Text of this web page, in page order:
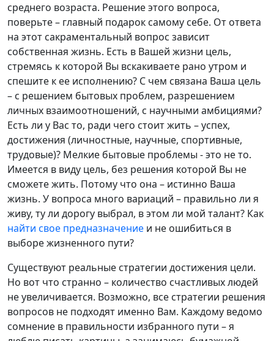
среднего возраста. Решение этого вопроса,
поверьте – главный подарок самому себе. От ответа
на этот сакраментальный вопрос зависит
собственная жизнь. Есть в Вашей жизни цель,
стремясь к которой Вы вскакиваете рано утром и
спешите к ее исполнению? С чем связана Ваша цель
– с решением бытовых проблем, разрешением
личных взаимоотношений, с научными амбициями?
Есть ли у Вас то, ради чего стоит жить – успех,
достижения (личностные, научные, спортивные,
трудовые)? Мелкие бытовые проблемы - это не то.
Имеется в виду цель, без решения которой Вы не
сможете жить. Потому что она – истинно Ваша
жизнь. У вопроса много вариаций – правильно ли я
живу, ту ли дорогу выбрал, в этом ли мой талант? Как
найти свое предназначение и не ошибиться в
выборе жизненного пути?
Существуют реальные стратегии достижения цели.
Но вот что странно – количество счастливых людей
не увеличивается. Возможно, все стратегии решения
вопросов не подходят именно Вам. Каждому ведомо
сомнение в правильности избранного пути – я